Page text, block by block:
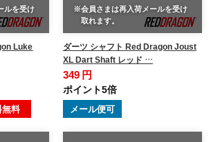
ルを受け
Luke
料
※会員さまは再入荷メールを受け
取れます。
ダーツ シャフト Red Dragon Joust
XL Dart Shaft レッド …
349 円
ポイント5倍
メール便可